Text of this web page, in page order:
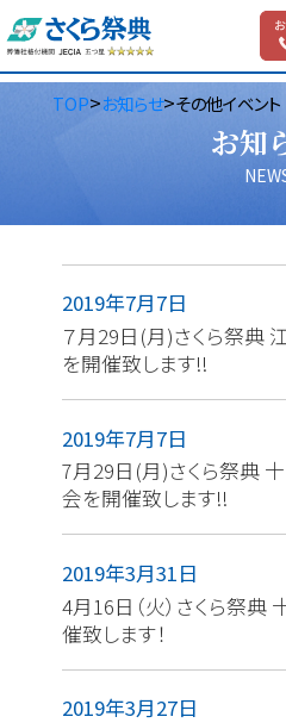
TOP>お知らせ>その他イベント
お知
2019年7月7日
７月29日(月)さくら祭典
を開催致します!!
2019年7月7日
7月29日(月)さくら祭典
会を開催致します!!
2019年3月31日
4月16日（火）さくら祭
催致します！
2019年3月27日